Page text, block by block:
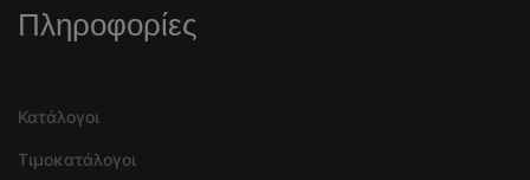
Πληροφορίες
Κατάλογοι
Τιμοκατάλογοι